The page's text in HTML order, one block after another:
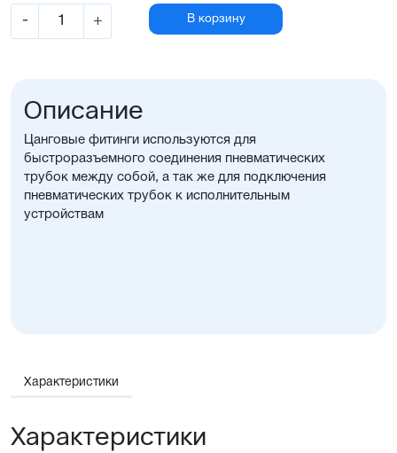
- + В корзину
Описание
Цанговые фитинги используются для
быстроразъемного соединения пневматических
трубок между собой, а так же для подключения
пневматических трубок к исполнительным
устройствам
Характеристики
Характеристики